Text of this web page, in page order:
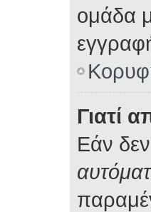
ομάδα
Γιατί
Εάν δεν